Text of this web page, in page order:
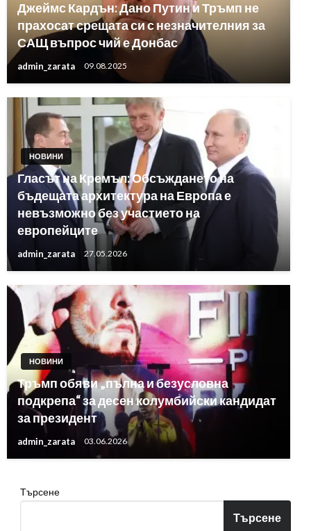
Джеймс Кардън: Дано Путин и Тръмп не
прахосат срещата си с незначителния за
САЩ въпрос чий е Донбас
admin_zarata 09.08.2025
НОВИНИ
Гласът на Кремъл: Обсъждането на
бъдещата архитектура на Европа е
невъзможно без участието на
европейците
admin_zarata 27.05.2026
НОВИНИ
Тръмп обяви „пълна и безусловна
подкрепа“ за десен колумбийски кандидат
за президент
admin_zarata 03.06.2026
Търсене
Търсене